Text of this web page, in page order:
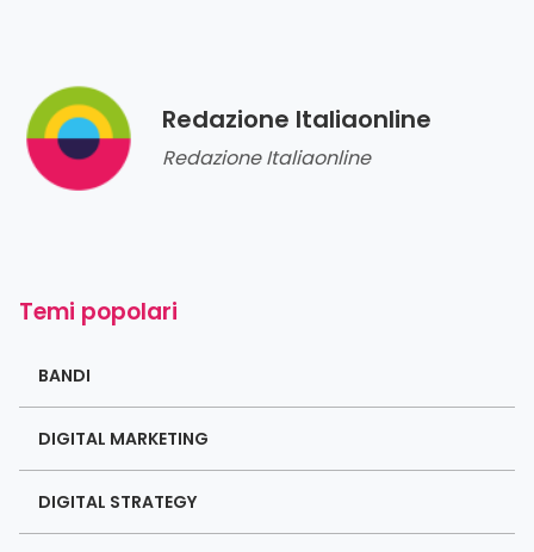
Redazione Italiaonline
Redazione Italiaonline
Temi popolari
BANDI
DIGITAL MARKETING
DIGITAL STRATEGY